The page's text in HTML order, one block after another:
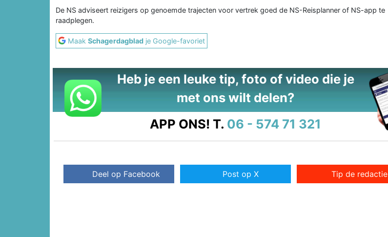
De NS adviseert reizigers op genoemde trajecten voor vertrek goed de NS-Reisplanner of NS-app te
raadplegen.
Maak Schagerdagblad je Google-favoriet
Heb je een leuke tip, foto of video die je
met ons wilt delen?
APP ONS! T. 06 - 574 71 321
Deel op Facebook Post op X Tip de redactie